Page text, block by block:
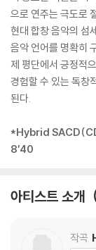
으로 연주는 극도로
현대 합창 음악의 섬
음악 언어를 명확히
제 평단에서 긍정적
경험할 수 있는 독창
된다.
*Hybrid
8’40
아티스트 소개
작곡